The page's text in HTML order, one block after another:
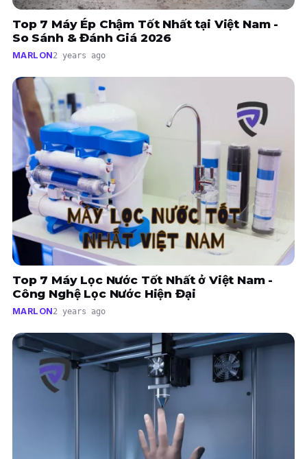
Top 7 Máy Ép Chậm Tốt Nhất tại Việt Nam -
So Sánh & Đánh Giá 2026
MARLON2 years ago
Top 7 Máy Lọc Nước Tốt Nhất ở Việt Nam -
Công Nghệ Lọc Nước Hiện Đại
MARLON2 years ago